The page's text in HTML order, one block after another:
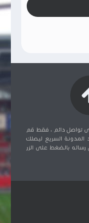
تواصل دائم ، فقط قم
المدونة السريع ليصلك
رساله بالضغط على الزر